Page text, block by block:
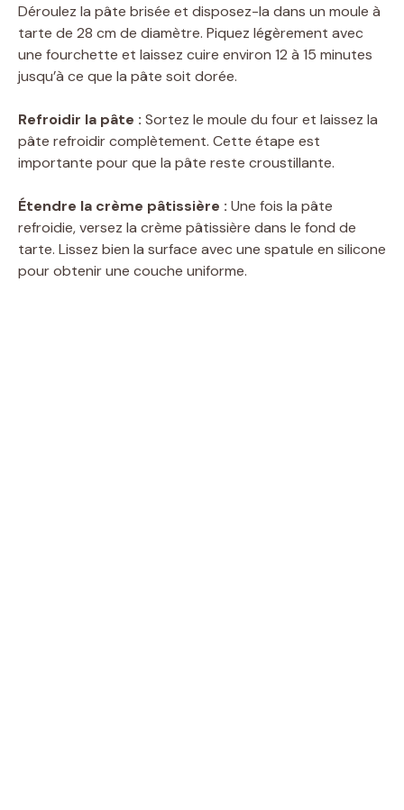
Déroulez la pâte brisée et disposez-la dans un moule à
tarte de 28 cm de diamètre. Piquez légèrement avec
une fourchette et laissez cuire environ 12 à 15 minutes
jusqu’à ce que la pâte soit dorée.
Refroidir la pâte : Sortez le moule du four et laissez la
pâte refroidir complètement. Cette étape est
importante pour que la pâte reste croustillante.
Étendre la crème pâtissière : Une fois la pâte
refroidie, versez la crème pâtissière dans le fond de
tarte. Lissez bien la surface avec une spatule en silicone
pour obtenir une couche uniforme.